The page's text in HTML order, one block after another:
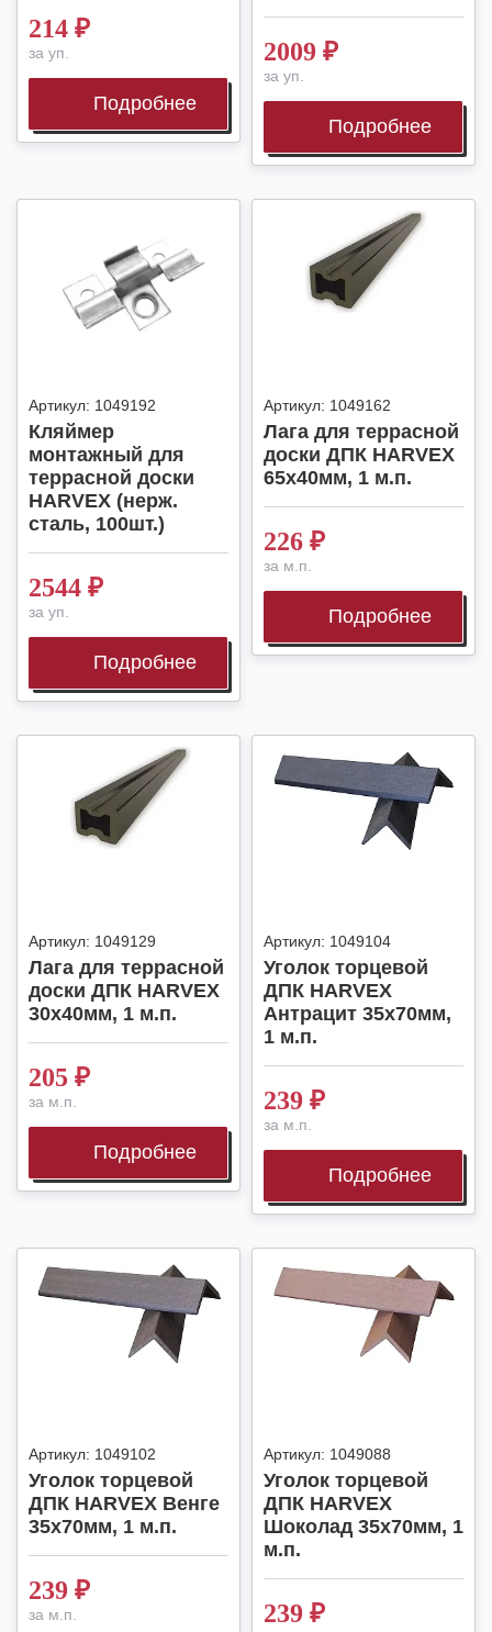
214 ₽
за уп.
Подробнее
2009 ₽
за уп.
Подробнее
Артикул: 1049192
Кляймер
монтажный для
террасной доски
HARVEX (нерж.
сталь, 100шт.)
2544 ₽
за уп.
Подробнее
Артикул: 1049162
Лага для террасной
доски ДПК HARVEX
65x40мм, 1 м.п.
226 ₽
за м.п.
Подробнее
Артикул: 1049129
Лага для террасной
доски ДПК HARVEX
30x40мм, 1 м.п.
205 ₽
за м.п.
Подробнее
Артикул: 1049104
Уголок торцевой
ДПК HARVEX
Антрацит 35x70мм,
1 м.п.
239 ₽
за м.п.
Подробнее
Артикул: 1049102
Уголок торцевой
ДПК HARVEX Венге
35x70мм, 1 м.п.
239 ₽
за м.п.
Артикул: 1049088
Уголок торцевой
ДПК HARVEX
Шоколад 35x70мм, 1
м.п.
239 ₽